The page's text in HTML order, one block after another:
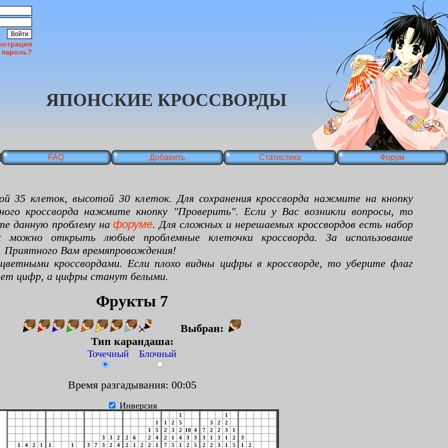
ЯПОНСКИЕ КРОССВОРДЫ
FAQ Добавить Статистика Форум
высотой 30 клеток. Для сохранения кроссворда нажмите на кнопку
кроссворда нажмите кнопку "Проверить". Если у Вас возникли вопросы, то
данную проблему нафоруме. Для сложных и нерешаемых кроссвордов есть набор
открыть любые проблемные клеточки кроссворда. За использование
Вам времяпровождения!
кроссвордами. Если плохо видны цифры в кроссворде, то уберите флаг
цифр, а цифры станут белыми.
Фрукты 7
Выбран:
Тип карандаша:
Точечный Блочный
Время разгадывания: 00:06
Инверсия
1
1
1
1 2 5 3 2
2
1
5 2 3 2 10 4 7 2 2 3
1
3
3 2 2 6 2 4 2 1 4 3 3 3 1 3 1 2
3
1
4 2 1 1 1 3 7 3 2 4 2 1 2 2 1 7 5 1 2 5 2 2 3 1 5 1
2